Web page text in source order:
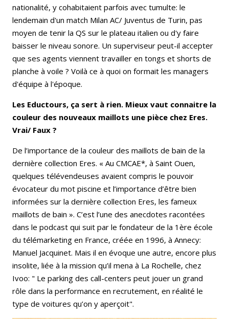
nationalité, y cohabitaient parfois avec tumulte: le
lendemain d'un match Milan AC/ Juventus de Turin, pas
moyen de tenir la QS sur le plateau italien ou d'y faire
baisser le niveau sonore. Un superviseur peut-il accepter
que ses agents viennent travailler en tongs et shorts de
planche à voile ? Voilà ce à quoi on formait les managers
d'équipe à l'époque.
Les Eductours, ça sert à rien. Mieux vaut connaitre la
couleur des nouveaux maillots une pièce chez Eres.
Vrai/ Faux ?
De l’importance de la couleur des maillots de bain de la
dernière collection Eres. « Au CMCAE*, à Saint Ouen,
quelques télévendeuses avaient compris le pouvoir
évocateur du mot piscine et l’importance d’être bien
informées sur la dernière collection Eres, les fameux
maillots de bain ». C’est l’une des anecdotes racontées
dans le podcast qui suit par le fondateur de la 1ère école
du télémarketing en France, créée en 1996, à Annecy:
Manuel Jacquinet. Mais il en évoque une autre, encore plus
insolite, liée à la mission qu’il mena à La Rochelle, chez
Ivoo: " Le parking des call-centers peut jouer un grand
rôle dans la performance en recrutement, en réalité le
type de voitures qu’on y aperçoit".